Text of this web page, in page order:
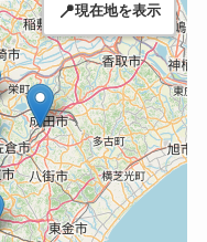
📍現在地を表示